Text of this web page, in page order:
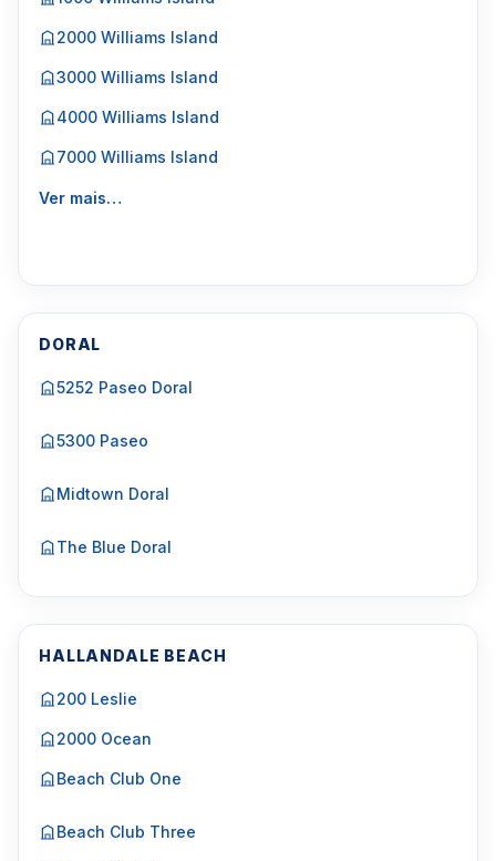
2000 Williams Island
3000 Williams Island
4000 Williams Island
7000 Williams Island
Ver mais…
DORAL
5252 Paseo Doral
5300 Paseo
Midtown Doral
The Blue Doral
HALLANDALE BEACH
200 Leslie
2000 Ocean
Beach Club One
Beach Club Three